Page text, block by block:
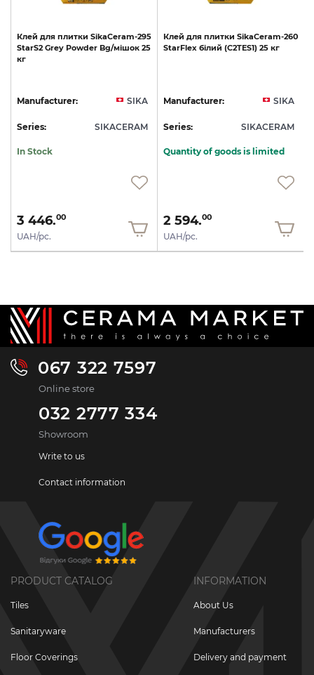
Клей для плитки SikaCeram-295
StarS2 Grey Powder Bg/мішок 25
кг
Manufacturer: SIKA
Series: SIKACERAM
In Stock
3 446.00
UAH/pc.
Клей для плитки SikaCeram-260
StarFlex білий (C2TES1) 25 кг
Manufacturer: SIKA
Series: SIKACERAM
Quantity of goods is limited
2 594.00
UAH/pc.
067 322 7597
Online store
032 2777 334
Showroom
Write to us
Contact information
PRODUCT CATALOG
Tiles
Sanitaryware
Floor Coverings
INFORMATION
About Us
Manufacturers
Delivery and payment